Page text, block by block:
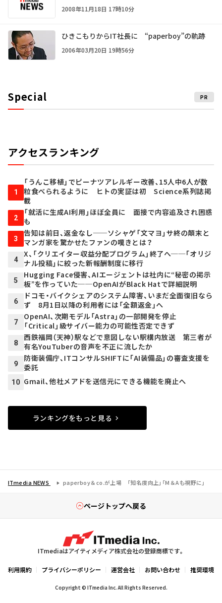
2008年11月18日 17時10分
ひきこもりからIT社長に “paperboy”の軌跡
2006年03月20日 19時56分
Special PR
アクセスランキング
1
「うんこ移植」でピーナツアレルギー改善、15人中6人が数
粒食べられるように ヒトの実証は初 Science系列誌掲
載
2
「就活に生成AI利用」ほぼ全員に 面接で内容追及され困惑
も
3
告知は前日、返金なし──ソシャゲ「文マヨ」サ終の顛末と
マンガ家を驚かせたファンの嘆きとは？
4
X、「クリエイター収益分配プログラム」終了へ──「オリジ
ナル投稿」に絞った新報酬制度に移行
5
Hugging Face侵害、AIエージェントは社内に“秘密の掲示
板”を作っていた──OpenAIがBlack Hatで詳細説明
6
ドコモ・バイクシェアのシステム障害、いまだ全面復旧なら
ず 8月1日以降の利用者には「全額返金」へ
7
OpenAI、次期モデル「Astra」の一部開発を停止
「Critical」級サイバー能力の可能性否定できず
8
西鉄福岡（天神）駅などで意図しない駅構内放送 第三者が
有名YouTuberの音声を不正に流したか
9
防衛装備庁、ITコンサルSHIFTに「AI装備品」の審査支援を
委託
10 Gmail、他社メアドを送信元にできる機能を廃止へ
ランキングをもっと見る
ITmedia NEWS paperboy＆co.が上場 「知名度向上」「M＆Aも視野に」
ページトップへ戻る
ITmediaはアイティメディア株式会社の登録商標です。
利用規約 プライバシーポリシー 運営会社 お問い合わせ 推奨環境
Copyright © ITmedia Inc. All Rights Reserved.